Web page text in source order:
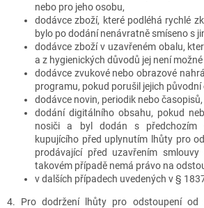
nebo pro jeho osobu,
dodávce zboží, které podléhá rychlé
bylo po dodání nenávratně smíseno s
dodávce zboží v uzavřeném obalu,
a z hygienických důvodů jej není
dodávce zvukové nebo obrazové
programu, pokud porušil jejich původní
dodávce novin, periodik nebo časopisů,
dodání digitálního obsahu, pokud
nosiči a byl dodán s předchozím
kupujícího před uplynutím lhůty pro
prodávající před uzavřením
takovém případě nemá právo na
v dalších případech uvedených v §
4. Pro dodržení lhůty pro odstoupení od